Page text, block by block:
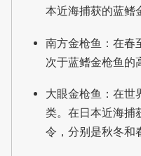
本近海捕获的蓝鳍
南方金枪鱼：在春
次于蓝鳍金枪鱼的
大眼金枪鱼：在世
类。在日本近海捕
令，分别是秋冬和